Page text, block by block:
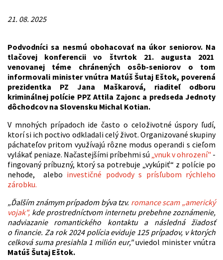
21. 08. 2025
Podvodníci sa nesmú obohacovať na úkor seniorov. Na
tlačovej konferencii vo štvrtok 21. augusta 2021
venovanej téme chránených osôb-seniorov o tom
informovali minister vnútra Matúš Šutaj Eštok, poverená
prezidentka PZ Jana Maškarová, riaditeľ odboru
kriminálnej polície PPZ Attila Zajonc a predseda Jednoty
dôchodcov na Slovensku Michal Kotian.
V mnohých prípadoch ide často o celoživotné úspory ľudí,
ktorí si ich poctivo odkladali celý život. Organizované skupiny
páchateľov pritom využívajú rôzne modus operandi s cieľom
vylákať peniaze. Načastejšími príbehmi sú „vnuk v ohrození" -
fingovaný príbuzný, ktorý sa potrebuje „vykúpiť“ z polície po
nehode, alebo investičné podvody s prísľubom rýchleho
zárobku.
„Ďalším známym prípadom býva tzv. romance scam „americký
vojak", kde prostredníctvom internetu prebehne zoznámenie,
nadviazanie romantického kontaktu a následná žiadosť
o financie. Za rok 2024 polícia eviduje 125 prípadov, v ktorých
celková suma presiahla 1 milión eur,"uviedol minister vnútra
Matúš Šutaj Eštok.